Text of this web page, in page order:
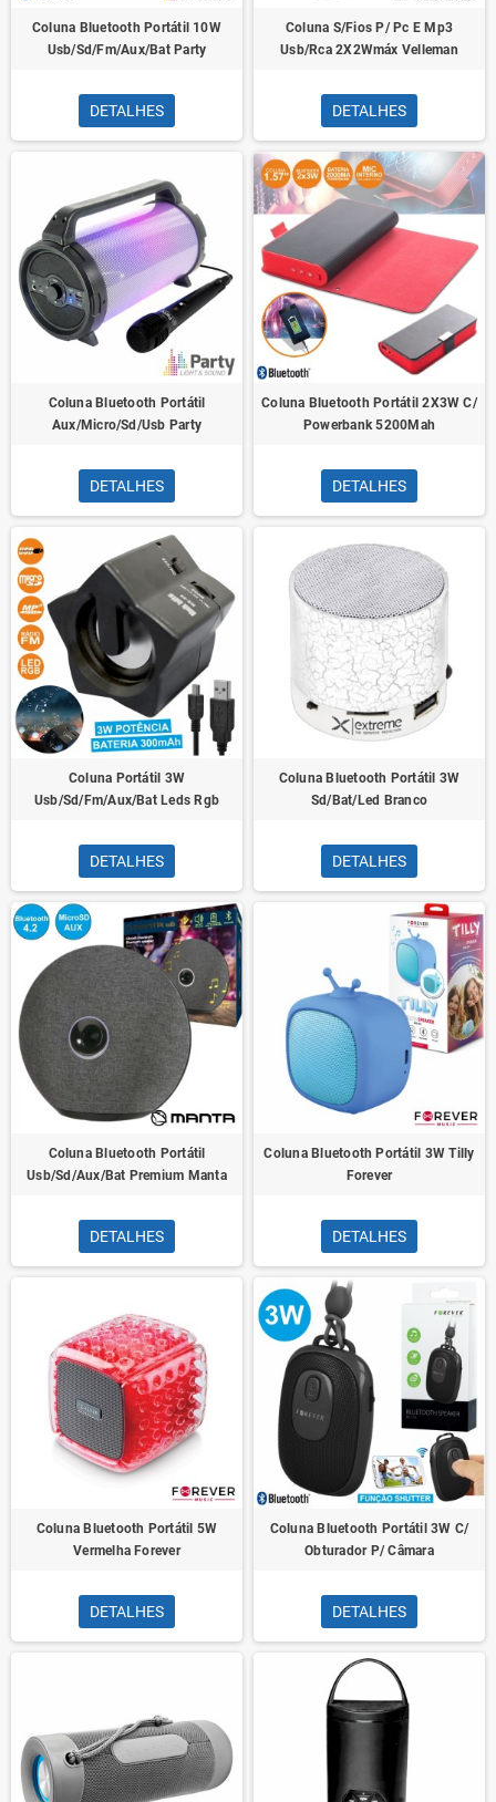
Coluna Bluetooth Portátil 10W
Usb/Sd/Fm/Aux/Bat Party
DETALHES
Coluna S/Fios P/ Pc E Mp3
Usb/Rca 2X2Wmáx Velleman
DETALHES
Coluna Bluetooth Portátil
Aux/Micro/Sd/Usb Party
DETALHES
Coluna Bluetooth Portátil 2X3W C/
Powerbank 5200Mah
DETALHES
Coluna Portátil 3W
Usb/Sd/Fm/Aux/Bat Leds Rgb
DETALHES
Coluna Bluetooth Portátil 3W
Sd/Bat/Led Branco
DETALHES
Coluna Bluetooth Portátil
Usb/Sd/Aux/Bat Premium Manta
DETALHES
Coluna Bluetooth Portátil 3W Tilly
Forever
DETALHES
Coluna Bluetooth Portátil 5W
Vermelha Forever
DETALHES
Coluna Bluetooth Portátil 3W C/
Obturador P/ Câmara
DETALHES